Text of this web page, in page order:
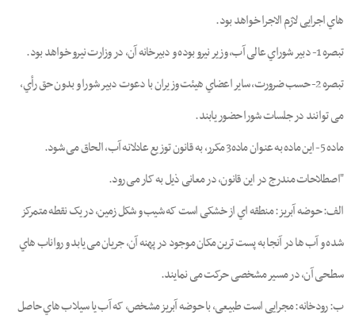
ﻫﺎي اﺟﺮاﯾﯽ ﻻزم اﻻﺟﺮا ﺧﻮاﻫﺪ ﺑﻮد.
ﺗﺒﺼﺮه 1- دﺑﯿﺮ ﺷﻮراي ﻋﺎﻟﯽ آب، وزﯾﺮ ﻧﯿﺮو ﺑﻮده و دﺑﯿﺮﺧﺎﻧﻪ آن، در وزارت ﻧﯿﺮو ﺧﻮاﻫﺪ ﺑﻮد.
ﺗﺒﺼﺮه 2- ﺣﺴﺐ ﺿﺮورت، ﺳﺎﯾﺮ اﻋﻀﺎي ﻫﯿﺌﺖ وزﯾﺮان ﺑﺎ دﻋﻮت دﺑﯿﺮ ﺷﻮرا و ﺑﺪون ﺣﻖ رأي،
ﻣﯽ ﺗﻮاﻧﻨﺪ در ﺟﻠﺴﺎت ﺷﻮرا ﺣﻀﻮر ﯾﺎﺑﻨﺪ.
ﻣﺎده 5- اﯾﻦ ﻣﺎده ﺑﻪ ﻋﻨﻮان ﻣﺎده3 ﻣﮑﺮر، ﺑﻪ ﻗﺎﻧﻮن ﺗﻮزﯾﻊ ﻋﺎدﻻﻧﻪ آب، اﻟﺤﺎق ﻣﯽ ﺷﻮد.
"اﺻﻄﻼﺣﺎت ﻣﻨﺪرج در اﯾﻦ ﻗﺎﻧﻮن، در ﻣﻌﺎﻧﯽ ذﯾﻞ ﺑﻪ ﮐﺎر ﻣﯽ رود.
اﻟﻒ: ﺣﻮﺿﻪ آﺑﺮﯾﺰ: ﻣﻨﻄﻘﻪ اي از ﺧﺸﮑﯽ اﺳﺖ ﮐﻪ ﺷﯿﺐ و ﺷﮑﻞ زﻣﯿﻦ، در ﯾﮏ ﻧﻘﻄﻪ ﻣﺘﻤﺮﮐﺰ
ﺷﺪه و آب ﻫﺎ در آﻧﺠﺎ ﺑﻪ ﭘﺴﺖ ﺗﺮﯾﻦ ﻣﮑﺎن ﻣﻮﺟﻮد در ﭘﻬﻨﻪ آن، ﺟﺮﯾﺎن ﻣﯽ ﯾﺎﺑﺪ و رواﻧﺎب ﻫﺎي
ﺳﻄﺤﯽ آن، در ﻣﺴﯿﺮ ﻣﺸﺨﺼﯽ ﺣﺮﮐﺖ ﻣﯽ ﻧﻤﺎﯾﻨﺪ.
ب: رودﺧﺎﻧﻪ: ﻣﺠﺮاﯾﯽ اﺳﺖ ﻃﺒﯿﻌﯽ، ﺑﺎ ﺣﻮﺿﻪ آﺑﺮﯾﺰ ﻣﺸﺨﺺ، ﮐﻪ آب ﯾﺎ ﺳﯿﻼب ﻫﺎي ﺣﺎﺻﻞ